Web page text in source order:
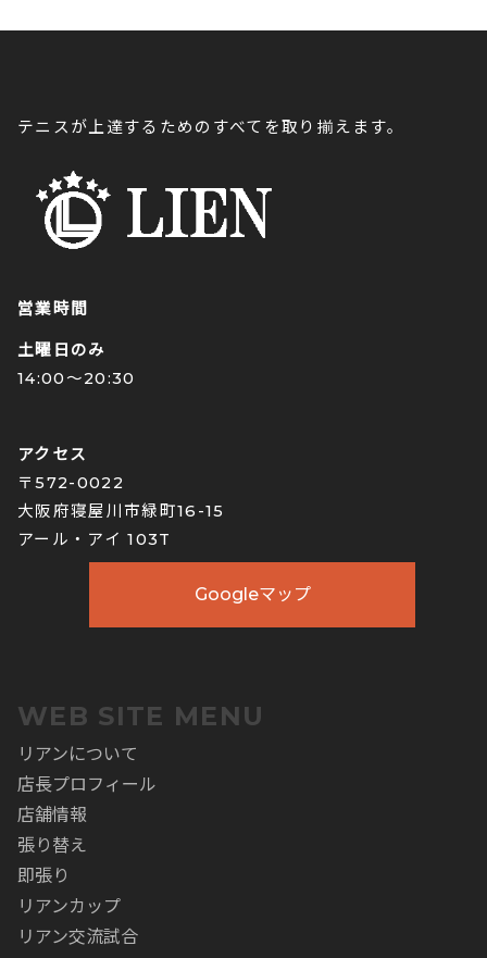
テニスが上達するためのすべてを取り揃えます。
営業時間
土曜日のみ
14:00〜20:30
アクセス
〒572-0022
大阪府寝屋川市緑町16-15
アール・アイ 103T
Googleマップ
WEB SITE MENU
リアンについて
店長プロフィール
店舗情報
張り替え
即張り
リアンカップ
リアン交流試合